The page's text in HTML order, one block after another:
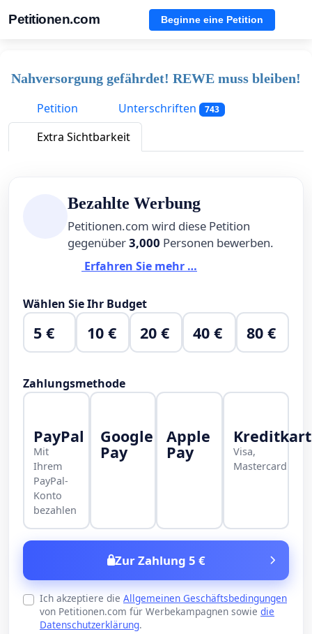
Petitionen.com Beginne eine Petition
Nahversorgung gefährdet! REWE muss bleiben!
Petition
Unterschriften 743
Extra Sichtbarkeit
Bezahlte Werbung
Petitionen.com wird diese Petition
gegenüber3,000 Personen bewerben.
Erfahren Sie mehr …
Wählen Sie Ihr Budget
5 € 10 € 20 € 40 € 80 €
Zahlungsmethode
PayPal
Mit
Ihrem
PayPal-
Konto
bezahlen
Google
Pay
Apple
Pay
Visa,
Mastercard
Zur Zahlung 5 €
Ich akzeptiere die Allgemeinen Geschäftsbedingungen
von Petitionen.com für Werbekampagnen sowie die
Datenschutzerklärung.